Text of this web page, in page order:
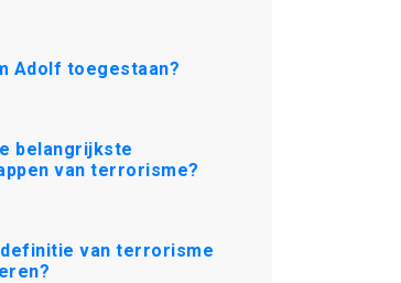
Adolf toegestaan?
belangrijkste
van terrorisme?
van terrorisme